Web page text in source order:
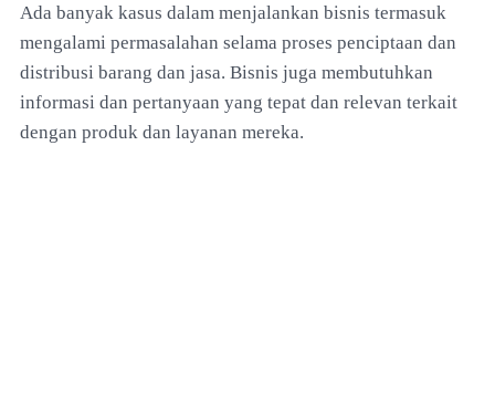
Ada banyak kasus dalam menjalankan bisnis termasuk
mengalami permasalahan selama proses penciptaan dan
distribusi barang dan jasa. Bisnis juga membutuhkan
informasi dan pertanyaan yang tepat dan relevan terkait
dengan produk dan layanan mereka.